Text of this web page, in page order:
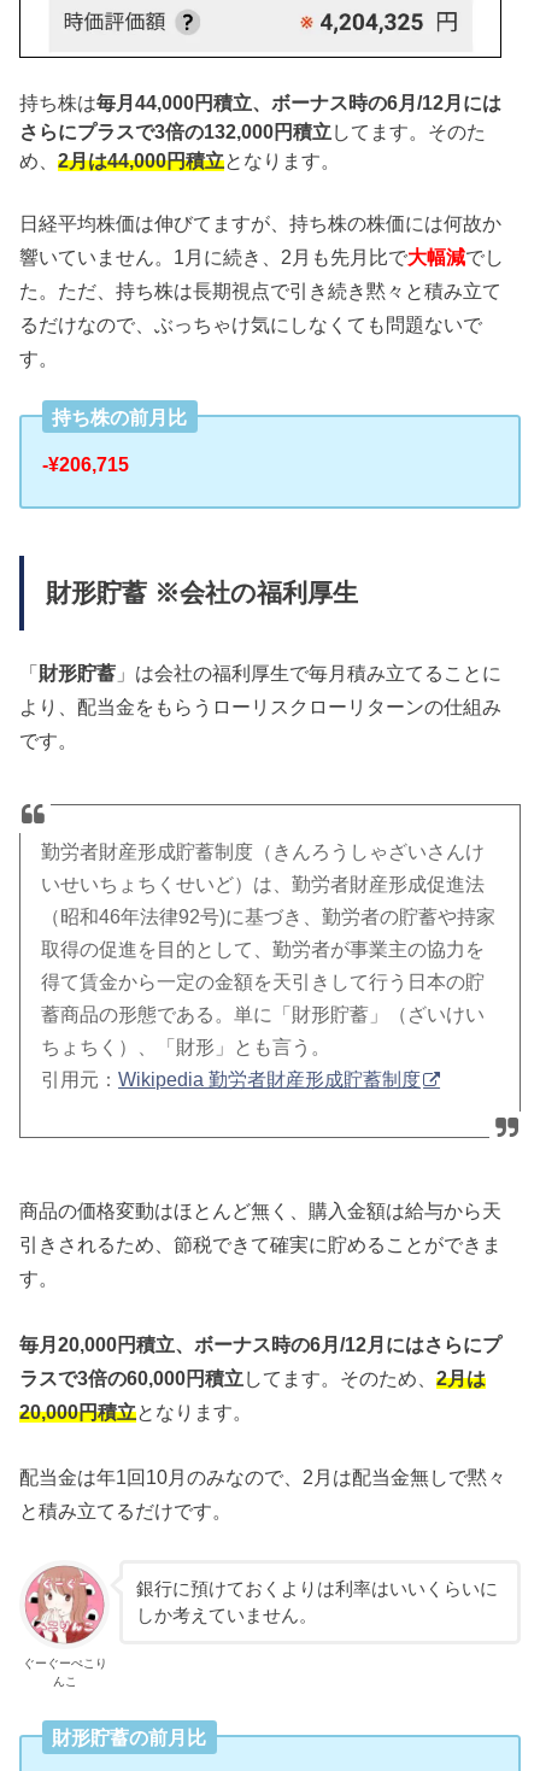
持ち株は毎月44,000円積立、ボーナス時の6月/12月には
さらにプラスで3倍の132,000円積立 してます。そのた
め、2月は44,000円積立となります。
日経平均株価は伸びてますが、持ち株の株価には何故か
響いていません。1月に続き、2月も先月比で大幅減でし
た。ただ、持ち株は長期視点で引き続き黙々と積み立て
るだけなので、ぶっちゃけ気にしなくても問題ないで
す。
持ち株の前月比
-¥206,715
財形貯蓄 ※会社の福利厚生
「財形貯蓄 」は会社の福利厚生で毎月積み立てることに
より、配当金をもらうローリスクローリターンの仕組み
です。
勤労者財産形成貯蓄制度（きんろうしゃざいさんけ
いせいちょちくせいど）は、勤労者財産形成促進法
（昭和46年法律92号)に基づき、勤労者の貯蓄や持家
取得の促進を目的として、勤労者が事業主の協力を
得て賃金から一定の金額を天引きして行う日本の貯
蓄商品の形態である。単に「財形貯蓄」（ざいけい
ちょちく）、「財形」とも言う。
引用元：Wikipedia 勤労者財産形成貯蓄制度
商品の価格変動はほとんど無く、購入金額は給与から天
引きされるため、節税できて確実に貯めることができま
す。
毎月20,000円積立、ボーナス時の6月/12月にはさらにプ
ラスで3倍の60,000円積立 してます。そのため、2月は
20,000円積立となります。
配当金は年1回10月のみなので、2月は配当金無しで黙々
と積み立てるだけです。
ぐーぐーぺこり
んこ
銀行に預けておくよりは利率はいいくらいに
しか考えていません。
財形貯蓄の前月比